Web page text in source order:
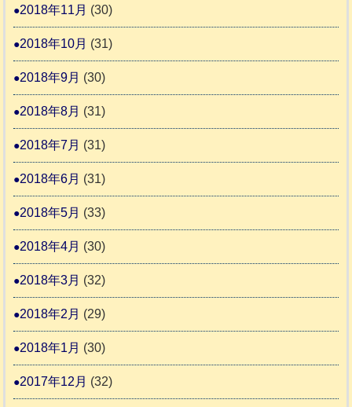
2018年11月 (30)
2018年10月 (31)
2018年9月 (30)
2018年8月 (31)
2018年7月 (31)
2018年6月 (31)
2018年5月 (33)
2018年4月 (30)
2018年3月 (32)
2018年2月 (29)
2018年1月 (30)
2017年12月 (32)